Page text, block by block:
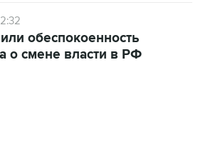
о смене власти в РФ